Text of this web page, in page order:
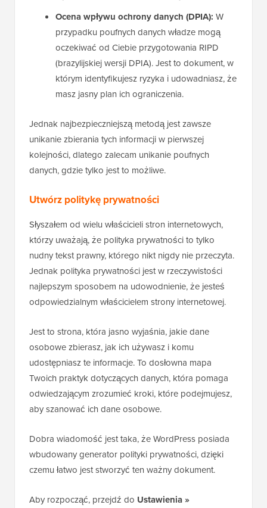
Ocena wpływu ochrony danych (DPIA): W
przypadku poufnych danych władze mogą
oczekiwać od Ciebie przygotowania RIPD
(brazylijskiej wersji DPIA). Jest to dokument, w
którym identyfikujesz ryzyka i udowadniasz, że
masz jasny plan ich ograniczenia.
Jednak najbezpieczniejszą metodą jest zawsze
unikanie zbierania tych informacji w pierwszej
kolejności, dlatego zalecam unikanie poufnych
danych, gdzie tylko jest to możliwe.
Utwórz politykę prywatności
Słyszałem od wielu właścicieli stron internetowych,
którzy uważają, że polityka prywatności to tylko
nudny tekst prawny, którego nikt nigdy nie przeczyta.
Jednak polityka prywatności jest w rzeczywistości
najlepszym sposobem na udowodnienie, że jesteś
odpowiedzialnym właścicielem strony internetowej.
Jest to strona, która jasno wyjaśnia, jakie dane
osobowe zbierasz, jak ich używasz i komu
udostępniasz te informacje. To dosłowna mapa
Twoich praktyk dotyczących danych, która pomaga
odwiedzającym zrozumieć kroki, które podejmujesz,
aby szanować ich dane osobowe.
Dobra wiadomość jest taka, że WordPress posiada
wbudowany generator polityki prywatności, dzięki
czemu łatwo jest stworzyć ten ważny dokument.
Aby rozpocząć, przejdź do Ustawienia »